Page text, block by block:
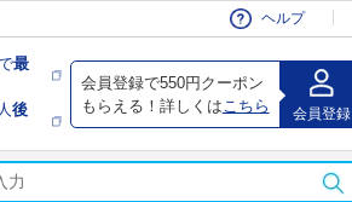
ヘルプ
最
後
会員登録で550円クーポン
もらえる！詳しくは こちら 会員登録